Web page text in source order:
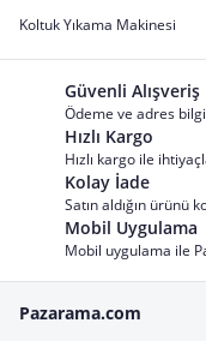
Koltuk Yıkama Makinesi
Güvenli Alışveriş
Ödeme ve adres
Hızlı Kargo
Hızlı kargo ile
Kolay İade
Satın aldığın ürünü
Mobil Uygulama
Mobil uygulama ile
Pazarama.com